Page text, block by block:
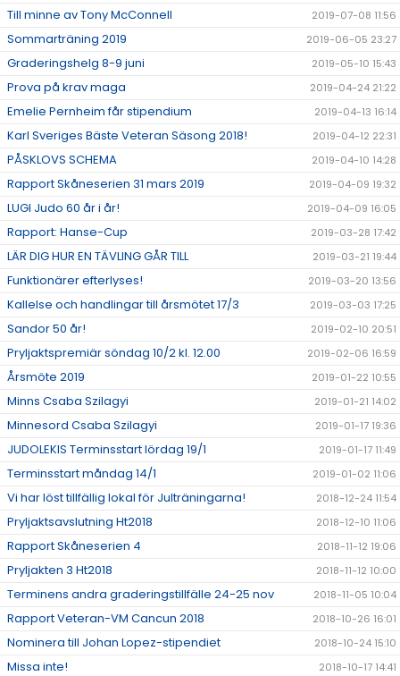
Till minne av Tony McConnell 2019-07-08 11:56
Sommarträning 2019 2019-06-05 23:27
Graderingshelg 8-9 juni 2019-05-10 15:43
Prova på krav maga 2019-04-24 21:22
Emelie Pernheim får stipendium 2019-04-13 16:14
Karl Sveriges Bäste Veteran Säsong 2018! 2019-04-12 22:31
PÅSKLOVS SCHEMA 2019-04-10 14:28
Rapport Skåneserien 31 mars 2019 2019-04-09 19:32
LUGI Judo 60 år i år! 2019-04-09 16:05
Rapport: Hanse-Cup 2019-03-28 17:42
LÄR DIG HUR EN TÄVLING GÅR TILL 2019-03-21 19:44
Funktionärer efterlyses! 2019-03-20 13:56
Kallelse och handlingar till årsmötet 17/3 2019-03-03 17:25
Sandor 50 år! 2019-02-10 20:51
Pryljaktspremiär söndag 10/2 kl. 12.00 2019-02-06 16:59
Årsmöte 2019 2019-01-22 10:55
Minns Csaba Szilagyi 2019-01-21 14:02
Minnesord Csaba Szilagyi 2019-01-17 19:36
JUDOLEKIS Terminsstart lördag 19/1 2019-01-17 11:49
Terminsstart måndag 14/1 2019-01-02 11:06
Vi har löst tillfällig lokal för Julträningarna! 2018-12-24 11:54
Pryljaktsavslutning Ht2018 2018-12-10 11:06
Rapport Skåneserien 4 2018-11-12 19:06
Pryljakten 3 Ht2018 2018-11-12 10:00
Terminens andra graderingstillfälle 24-25 nov 2018-11-05 10:04
Rapport Veteran-VM Cancun 2018 2018-10-26 16:01
Nominera till Johan Lopez-stipendiet 2018-10-24 15:10
Missa inte! 2018-10-17 14:41